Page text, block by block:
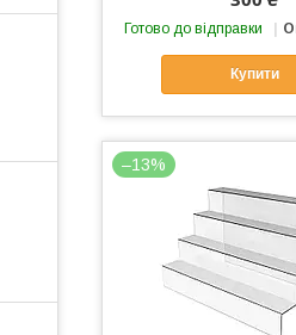
Готово до відправки
Купити
–13%